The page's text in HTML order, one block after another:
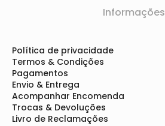
Informações
Política de privacidade
Termos & Condições
Pagamentos
Envio & Entrega
Acompanhar Encomenda
Trocas & Devoluções
Livro de Reclamações